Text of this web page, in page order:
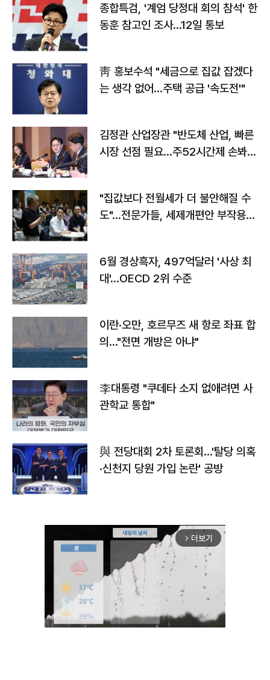
종합특검, '계엄 당정대 회의 참석' 한
동훈 참고인 조사...12일 통보
靑 홍보수석 "세금으로 집값 잡겠다
는 생각 없어…주택 공급 '속도전'"
김정관 산업장관 "반도체 산업, 빠른
시장 선점 필요…주52시간제 손봐
"집값보다 전월세가 더 불안해질 수
도"…전문가들, 세제개편안 부작용
6월 경상흑자, 497억달러 '사상 최
대'…OECD 2위 수준
이란·오만, 호르무즈 새 항로 좌표 합
의…"전면 개방은 아냐"
李대통령 "쿠데타 소지 없애려면 사
관학교 통합"
與 전당대회 2차 토론회…'탈당 의혹
·신천지 당원 가입 논란' 공방
arrow_forward_ios 더보기